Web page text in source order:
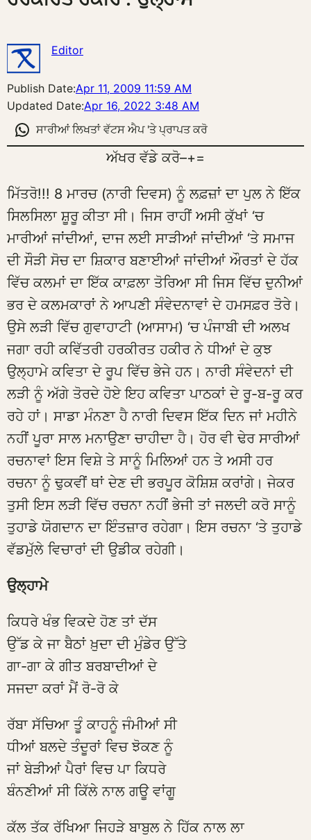
Editor
Publish Date:Apr 11, 2009 11:59 AM
Updated Date:Apr 16, 2022 3:48 AM
ਸਾਰੀਆਂ ਲਿਖਤਾਂ ਵੱਟਸ ਐਪ 'ਤੇ ਪ੍ਰਾਪਤ ਕਰੋ
ਅੱਖਰ ਵੱਡੇ ਕਰੋ–+=
ਮਿੱਤਰੋ!!! 8 ਮਾਰਚ (ਨਾਰੀ ਦਿਵਸ) ਨੂੰ ਲਫ਼ਜ਼ਾਂ ਦਾ ਪੁਲ ਨੇ ਇੱਕ
ਸਿਲਸਿਲਾ ਸ਼ੂਰੂ ਕੀਤਾ ਸੀ। ਜਿਸ ਰਾਹੀਂ ਅਸੀ ਕੁੱਖਾਂ ‘ਚ
ਮਾਰੀਆਂ ਜਾਂਦੀਆਂ, ਦਾਜ ਲਈ ਸਾੜੀਆਂ ਜਾਂਦੀਆਂ ‘ਤੇ ਸਮਾਜ
ਦੀ ਸੌੜੀ ਸੋਚ ਦਾ ਸ਼ਿਕਾਰ ਬਣਾਈਆਂ ਜਾਂਦੀਆਂ ਔਰਤਾਂ ਦੇ ਹੱਕ
ਵਿੱਚ ਕਲਮਾਂ ਦਾ ਇੱਕ ਕਾਫ਼ਲਾ ਤੋਰਿਆ ਸੀ ਜਿਸ ਵਿੱਚ ਦੁਨੀਆਂ
ਭਰ ਦੇ ਕਲਮਕਾਰਾਂ ਨੇ ਆਪਣੀ ਸੰਵੇਦਨਾਵਾਂ ਦੇ ਹਮਸਫ਼ਰ ਤੋਰੇ।
ਉਸੇ ਲੜੀ ਵਿੱਚ ਗੁਵਾਹਾਟੀ (ਆਸਾਮ) ‘ਚ ਪੰਜਾਬੀ ਦੀ ਅਲਖ
ਜਗਾ ਰਹੀ ਕਵਿੱਤਰੀ ਹਰਕੀਰਤ ਹਕੀਰ ਨੇ ਧੀਆਂ ਦੇ ਕੁਝ
ਉਲ੍ਹਾਮੇ ਕਵਿਤਾ ਦੇ ਰੂਪ ਵਿੱਚ ਭੇਜੇ ਹਨ। ਨਾਰੀ ਸੰਵੇਦਨਾਂ ਦੀ
ਲੜੀ ਨੂੰ ਅੱਗੇ ਤੋਰਦੇ ਹੋਏ ਇਹ ਕਵਿਤਾ ਪਾਠਕਾਂ ਦੇ ਰੂ-ਬ-ਰੂ ਕਰ
ਰਹੇ ਹਾਂ। ਸਾਡਾ ਮੰਨਣਾ ਹੈ ਨਾਰੀ ਦਿਵਸ ਇੱਕ ਦਿਨ ਜਾਂ ਮਹੀਨੇ
ਨਹੀਂ ਪੂਰਾ ਸਾਲ ਮਨਾਉਣਾ ਚਾਹੀਦਾ ਹੈ। ਹੋਰ ਵੀ ਢੇਰ ਸਾਰੀਆਂ
ਰਚਨਾਵਾਂ ਇਸ ਵਿਸ਼ੇ ਤੇ ਸਾਨੂੰ ਮਿਲਿਆਂ ਹਨ ਤੇ ਅਸੀ ਹਰ
ਰਚਨਾ ਨੂੰ ਢੁਕਵੀਂ ਥਾਂ ਦੇਣ ਦੀ ਭਰਪੂਰ ਕੋਸ਼ਿਸ਼ ਕਰਾਂਗੇ। ਜੇਕਰ
ਤੁਸੀ ਇਸ ਲੜੀ ਵਿੱਚ ਰਚਨਾ ਨਹੀਂ ਭੇਜੀ ਤਾਂ ਜਲਦੀ ਕਰੋ ਸਾਨੂੰ
ਤੁਹਾਡੇ ਯੋਗਦਾਨ ਦਾ ਇੰਤਜ਼ਾਰ ਰਹੇਗਾ। ਇਸ ਰਚਨਾ ‘ਤੇ ਤੁਹਾਡੇ
ਵੱਡਮੁੱਲੇ ਵਿਚਾਰਾਂ ਦੀ ਉਡੀਕ ਰਹੇਗੀ।
ਉਲ੍ਹਾਮੇ
ਕਿਧਰੇ ਖੰਭ ਵਿਕਦੇ ਹੋਣ ਤਾਂ ਦੱਸ
ਉੱਡ ਕੇ ਜਾ ਬੈਠਾਂ ਖ਼ੁਦਾ ਦੀ ਮੁੰਡੇਰ ਉੱਤੇ
ਗਾ-ਗਾ ਕੇ ਗੀਤ ਬਰਬਾਦੀਆਂ ਦੇ
ਸਜਦਾ ਕਰਾਂ ਮੈਂ ਰੋ-ਰੋ ਕੇ
ਰੱਬਾ ਸੱਚਿਆ ਤੂੰ ਕਾਹਨੂੰ ਜੰਮੀਆਂ ਸੀ
ਧੀਆਂ ਬਲਦੇ ਤੰਦੂਰਾਂ ਵਿਚ ਝੋਕਣ ਨੂੰ
ਜਾਂ ਬੇੜੀਆਂ ਪੈਰਾਂ ਵਿਚ ਪਾ ਕਿਧਰੇ
ਬੰਨਣੀਆਂ ਸੀ ਕਿੱਲੇ ਨਾਲ ਗਊ ਵਾਂਗੂ
ਕੱਲ ਤੱਕ ਰੱਖਿਆ ਜਿਹੜੇ ਬਾਬੁਲ ਨੇ ਹਿੱਕ ਨਾਲ ਲਾ